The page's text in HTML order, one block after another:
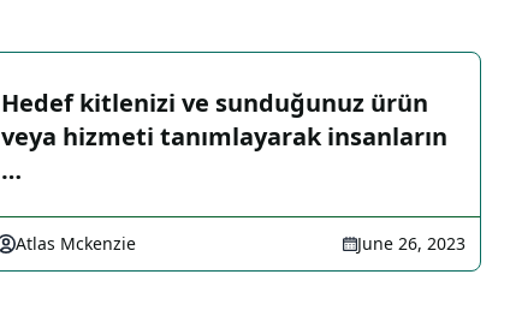
Hedef kitlenizi ve sunduğunuz ürün
veya hizmeti tanımlayarak insanların
…
Atlas Mckenzie June 26, 2023